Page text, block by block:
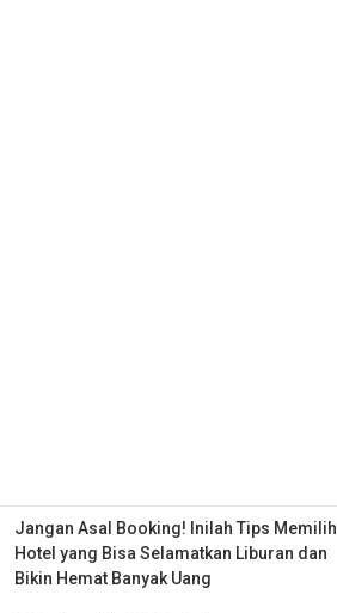
Jangan Asal Booking! Inilah Tips Memilih
Hotel yang Bisa Selamatkan Liburan dan
Bikin Hemat Banyak Uang